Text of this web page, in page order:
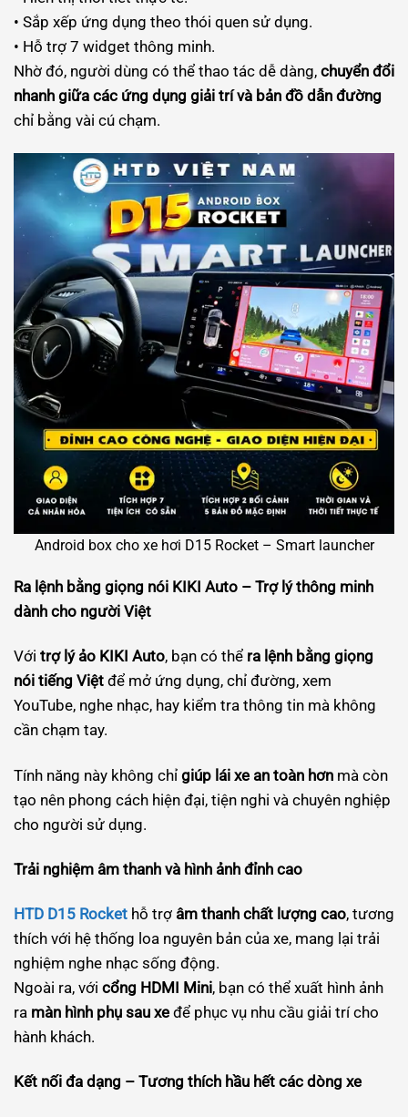
• Sắp xếp ứng dụng theo thói quen sử dụng.
• Hỗ trợ 7 widget thông minh.
Nhờ đó, người dùng có thể thao tác dễ dàng, chuyển đổi
nhanh giữa các ứng dụng giải trí và bản đồ dẫn đường
chỉ bằng vài cú chạm.
Android box cho xe hơi D15 Rocket – Smart launcher
Ra lệnh bằng giọng nói KIKI Auto – Trợ lý thông minh
dành cho người Việt
Với trợ lý ảo KIKI Auto, bạn có thể ra lệnh bằng giọng
nói tiếng Việt để mở ứng dụng, chỉ đường, xem
YouTube, nghe nhạc, hay kiểm tra thông tin mà không
cần chạm tay.
Tính năng này không chỉ giúp lái xe an toàn hơn mà còn
tạo nên phong cách hiện đại, tiện nghi và chuyên nghiệp
cho người sử dụng.
Trải nghiệm âm thanh và hình ảnh đỉnh cao
HTD D15 Rocket hỗ trợ âm thanh chất lượng cao, tương
thích với hệ thống loa nguyên bản của xe, mang lại trải
nghiệm nghe nhạc sống động.
Ngoài ra, với cổng HDMI Mini, bạn có thể xuất hình ảnh
ra màn hình phụ sau xe để phục vụ nhu cầu giải trí cho
hành khách.
Kết nối đa dạng – Tương thích hầu hết các dòng xe